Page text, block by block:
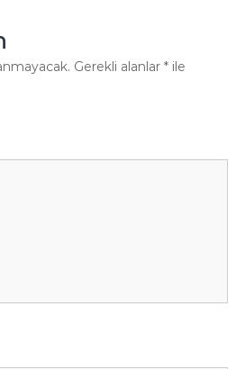
Gerekli alanlar *ile